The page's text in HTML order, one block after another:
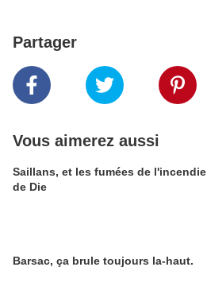
Partager
Vous aimerez aussi
Saillans, et les fumées de l'incendie
de Die
Barsac, ça brule toujours la-haut.